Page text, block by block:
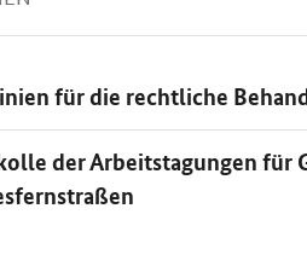
für die rechtliche
der Arbeitstagungen für